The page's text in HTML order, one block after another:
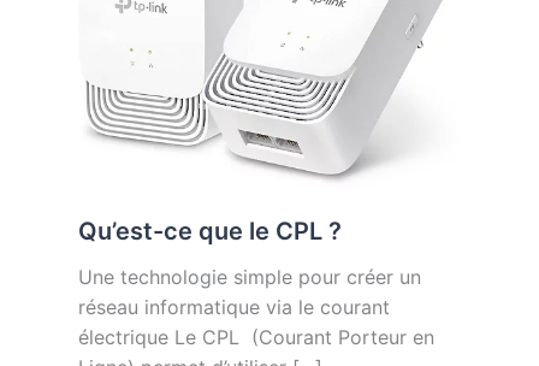
Qu’est-ce que le CPL ?
Une technologie simple pour créer un
réseau informatique via le courant
électrique Le CPL (Courant Porteur en